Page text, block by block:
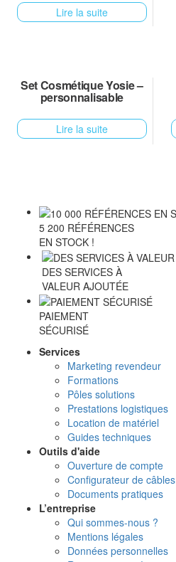
Lire la suite
Set Cosmétique Yosie –
personnalisable
Lire la suite
5 200 RÉFÉRENCES
EN STOCK !
DES SERVICES À
VALEUR AJOUTÉE
PAIEMENT
SÉCURISÉ
Services
Marketing revendeur
Formations
Pôles solutions
Prestations logistiques
Location de matériel
Guides techniques
Outils d'aide
Ouverture de compte
Configurateur de câbles
Documents pratiques
L’entreprise
Qui sommes-nous ?
Mentions légales
Données personnelles